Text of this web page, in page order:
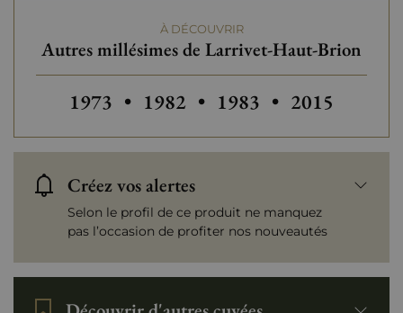
À DÉCOUVRIR
Autres millésimes de Larrivet-Haut-Brion
Autres millésimes de Larrivet-Haut-
1973 • Autres millésimes de Larrivet-
1982 • Autres millésimes de
1983 • Autres
2015
Créez vos alertes
Selon le profil de ce produit ne manquez
pas l’occasion de profiter nos nouveautés